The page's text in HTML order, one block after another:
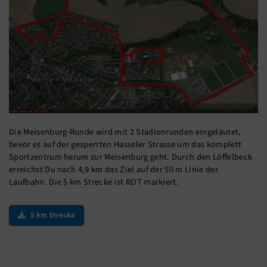
Die Meisenburg-Runde wird mit 2 Stadionrunden eingeläutet,
bevor es auf der gesperrten Hasseler Strasse um das komplett
Sportzentrum herum zur Meisenburg geht. Durch den Löffelbeck
erreichst Du nach 4,9 km das Ziel auf der 50 m Linie der
Laufbahn. Die 5 km Strecke ist ROT markiert.
5 km Strecke